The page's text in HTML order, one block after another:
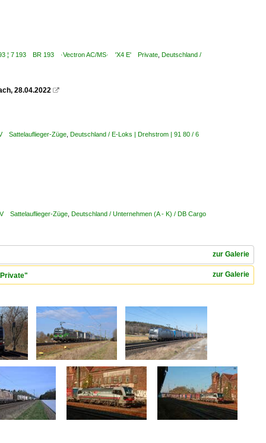
¦ 7 193 BR 193 ·Vectron AC/MS· 'X4 E' Private Deutschland /
28.04.2022 
Sattelauflieger-Züge Deutschland / E-Loks | Drehstrom | 91 80 / 6
Sattelauflieger-Züge Deutschland / Unternehmen (A - K) / DB Cargo
zur Galerie
zur Galerie